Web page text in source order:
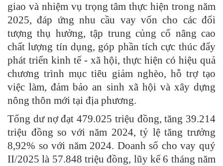
giao và nhiệm vụ trọng tâm thực hiện trong năm
2025, đáp ứng nhu cầu vay vốn cho các đối
tượng thụ hưởng, tập trung củng cố nâng cao
chất lượng tín dụng, góp phần tích cực thúc đẩy
phát triển kinh tế - xã hội, thực hiện có hiệu quả
chương trình mục tiêu giảm nghèo, hỗ trợ tạo
việc làm, đảm bảo an sinh xã hội và xây dựng
nông thôn mới tại địa phương.
Tổng dư nợ đạt 479.025 triệu đồng, tăng 39.214
triệu đồng so với năm 2024, tỷ lệ tăng trưởng
8,92% so với năm 2024. Doanh số cho vay quý
II/2025 là 57.848 triệu đồng, lũy kế 6 tháng năm